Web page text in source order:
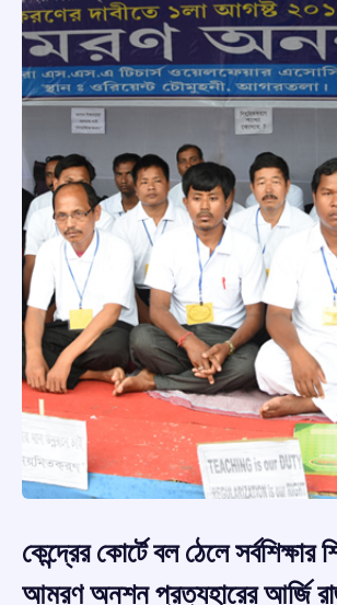
কেন্দ্রের কোর্টে বল ঠেলে সর্বশিক্ষার
আমরণ অনশন প্রত্যহারের আর্জি